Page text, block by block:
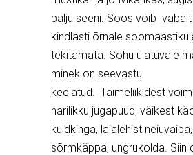
palju seeni. Soos võib vabalt
kindlasti õrnale
tekitamata. Sohu ulatuvale
minek on seevastu
keelatud. Taimeliikidest
harilikku jugapuud, väikest
kuldkinga, laialehist
sõrmkäppa, ungrukolda. Siin